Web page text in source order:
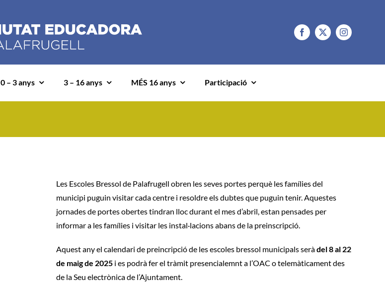
0 – 3 anys 3 – 16 anys MÉS 16 anys Participació
Les Escoles Bressol de Palafrugell obren les seves portes perquè les famílies del
municipi puguin visitar cada centre i resoldre els dubtes que puguin tenir. Aquestes
jornades de portes obertes tindran lloc durant el mes d’abril, estan pensades per
informar a les famílies i visitar les instal·lacions abans de la preinscripció.
Aquest any el calendari de preincripció de les escoles bressol municipals seràdel 8 al 22
de maig de 2025 i es podrà fer el tràmit presencialemnt a l’OAC o telemàticament des
de laSeu electrònica de l’Ajuntament.